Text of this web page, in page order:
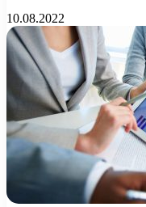
10.08.2022